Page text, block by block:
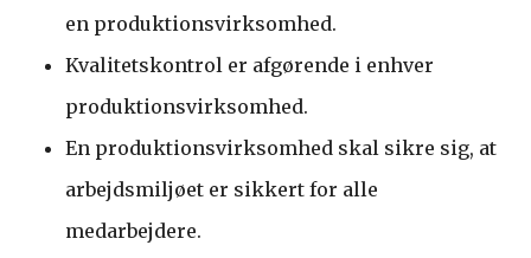
en produktionsvirksomhed.
Kvalitetskontrol er afgørende i enhver
produktionsvirksomhed.
En produktionsvirksomhed skal sikre sig, at
arbejdsmiljøet er sikkert for alle
medarbejdere.